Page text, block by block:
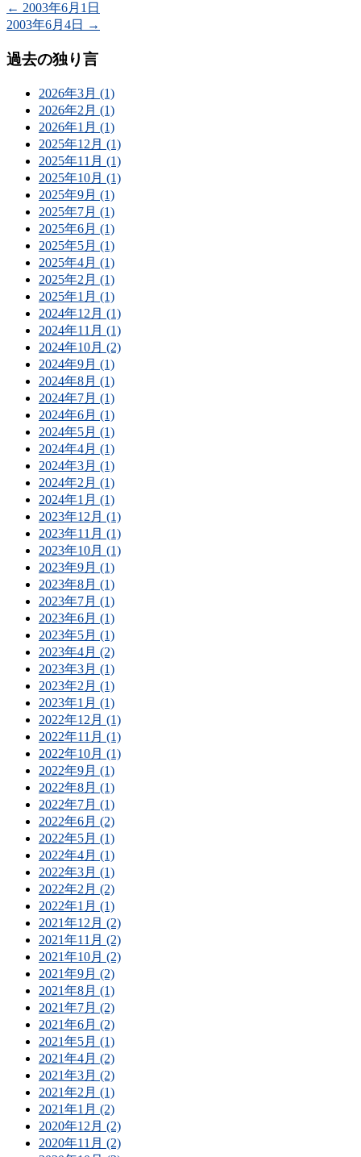
← 2003年6月1日
2003年6月4日
→
過去の独り言
2026年3月 (1)
2026年2月 (1)
2026年1月 (1)
2025年12月 (1)
2025年11月 (1)
2025年10月 (1)
2025年9月 (1)
2025年7月 (1)
2025年6月 (1)
2025年5月 (1)
2025年4月 (1)
2025年2月 (1)
2025年1月 (1)
2024年12月 (1)
2024年11月 (1)
2024年10月 (2)
2024年9月 (1)
2024年8月 (1)
2024年7月 (1)
2024年6月 (1)
2024年5月 (1)
2024年4月 (1)
2024年3月 (1)
2024年2月 (1)
2024年1月 (1)
2023年12月 (1)
2023年11月 (1)
2023年10月 (1)
2023年9月 (1)
2023年8月 (1)
2023年7月 (1)
2023年6月 (1)
2023年5月 (1)
2023年4月 (2)
2023年3月 (1)
2023年2月 (1)
2023年1月 (1)
2022年12月 (1)
2022年11月 (1)
2022年10月 (1)
2022年9月 (1)
2022年8月 (1)
2022年7月 (1)
2022年6月 (2)
2022年5月 (1)
2022年4月 (1)
2022年3月 (1)
2022年2月 (2)
2022年1月 (1)
2021年12月 (2)
2021年11月 (2)
2021年10月 (2)
2021年9月 (2)
2021年8月 (1)
2021年7月 (2)
2021年6月 (2)
2021年5月 (1)
2021年4月 (2)
2021年3月 (2)
2021年2月 (1)
2021年1月 (2)
2020年12月 (2)
2020年11月 (2)